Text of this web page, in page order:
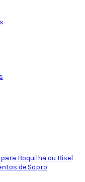
Boquilha ou Bisel
de Sopro